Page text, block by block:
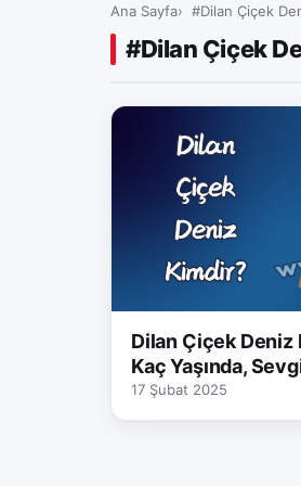
Ana Sayfa #Dilan Çiçek
#Dilan Çiçek
Dilan Çiçek Deniz
Kaç Yaşında,
17 Şubat 2025